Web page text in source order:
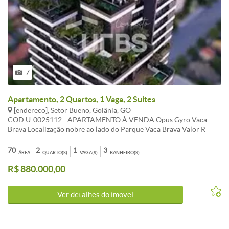
7
Apartamento, 2 Quartos, 1 Vaga, 2 Suites
[endereco], Setor Bueno, Goiânia, GO
COD U-0025112 - APARTAMENTO À VENDA Opus Gyro Vaca
Brava Localização nobre ao lado do Parque Vaca Brava Valor R
imóvel Área privativa 70 25 m Área total 117 82 m 2 quartos sendo
2 suítes 1 lavabo 1 vaga de garagem Apartamento moderno com
planta inteligente ideal para quem busca conforto e praticidade em
Atualizadas em Trinta e Um de julho Dois Mil e Vinte e Seis
ÁREA
70 QUARTO(S)
2 VAGA(S)
1 BANHEIRO(S)
3
R$ 880.000,00
Ver detalhes do ímovel